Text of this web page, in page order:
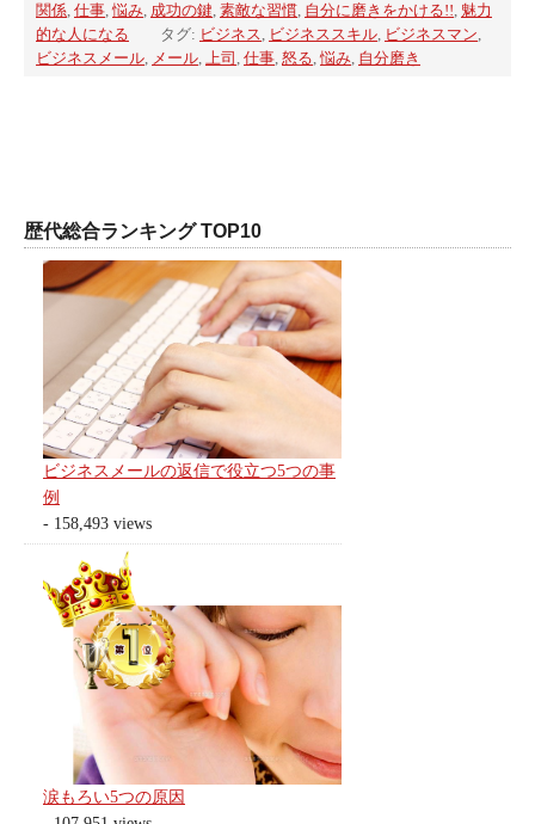
関係 仕事 ,悩み 成功の鍵 素敵な習慣 自分に磨きをかける!! 魅力
的な人になる
タグ: ビジネス ビジネススキル ビジネスマン
ビジネスメール メール 上司 仕事 怒る ,悩み 自分磨き
歴代総合ランキング TOP10
ビジネスメールの返信で役立つ5つの事
例
- 158,493 views
涙もろい5つの原因